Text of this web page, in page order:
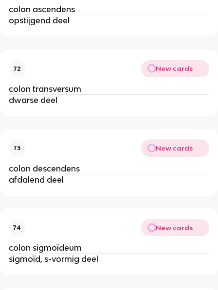
colon ascendens
opstijgend deel
72 New cards
colon transversum
dwarse deel
73 New cards
colon descendens
afdalend deel
74 New cards
colon sigmoïdeum
sigmoïd, s-vormig deel